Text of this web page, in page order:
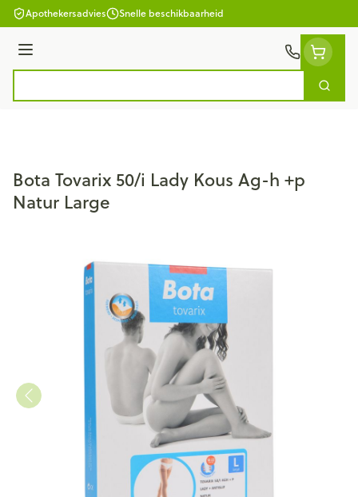
Ga naar de inhoud
Apothekersadvies Snelle beschikbaarheid
Menu
Zoek
Bota Tovarix 50/i Lady Kous Ag-h +p
Natur Large